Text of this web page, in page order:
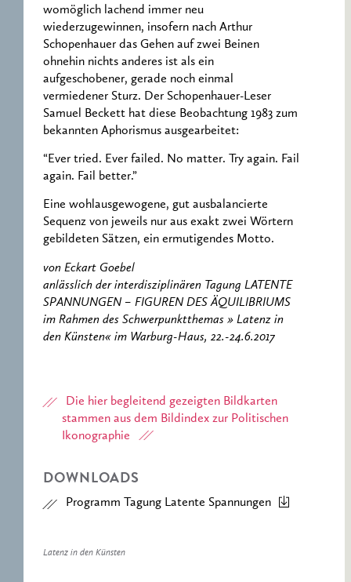
womöglich lachend immer neu
wiederzugewinnen, insofern nach Arthur
Schopenhauer das Gehen auf zwei Beinen
ohnehin nichts anderes ist als ein
aufgeschobener, gerade noch einmal
vermiedener Sturz. Der Schopenhauer-Leser
Samuel Beckett hat diese Beobachtung 1983 zum
bekannten Aphorismus ausgearbeitet:
“Ever tried. Ever failed. No matter. Try again. Fail
again. Fail better.”
Eine wohlausgewogene, gut ausbalancierte
Sequenz von jeweils nur aus exakt zwei Wörtern
gebildeten Sätzen, ein ermutigendes Motto.
von Eckart Goebel
anlässlich der interdisziplinären Tagung LATENTE
SPANNUNGEN – FIGUREN DES ÄQUILIBRIUMS
im Rahmen des Schwerpunktthemas » Latenz in
den Künsten« im Warburg-Haus, 22.-24.6.2017
Die hier begleitend gezeigten Bildkarten
stammen aus dem Bildindex zur Politischen
Ikonographie
DOWNLOADS
Programm Tagung Latente Spannungen
Latenz in den Künsten